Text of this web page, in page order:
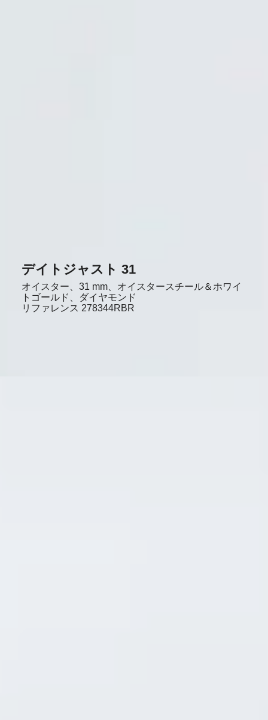
デイトジャスト 31
オイスター、31 mm、オイスタースチール＆ホワイ
トゴールド、ダイヤモンド
リファレンス 278344RBR